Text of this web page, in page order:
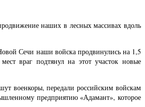
наших в лесных массивах вдоль
Сечи наши войска продвинулись на 1,5
враг подтянул на этот участок новые
военкоры, передали российским войскам
предприятию «Адамант», которое